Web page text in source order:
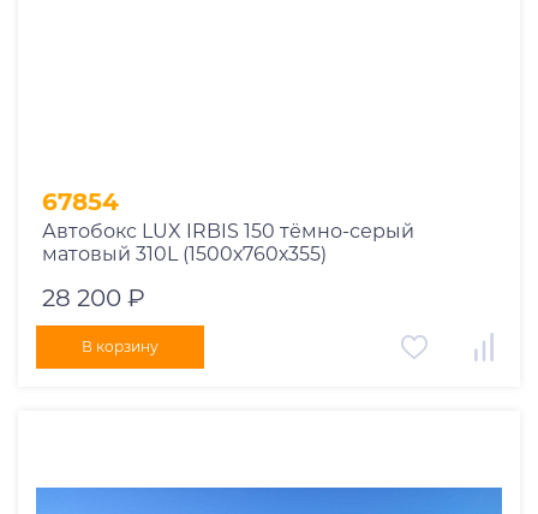
67854
Автобокс LUX IRBIS 150 тёмно-серый
матовый 310L (1500х760х355)
28 200 ₽
В корзину